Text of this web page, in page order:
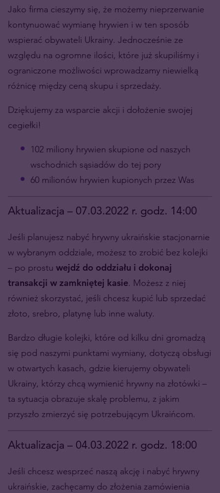
Jako firma cieszymy się, że możemy nieprzerwanie
kontynuować wymianę hrywien i w ten sposób
wspierać obywateli Ukrainy. Jednocześnie ze
względu na ogromne ilości, które już skupiliśmy i
ograniczone możliwości wprowadzamy niewielką
różnicę między ceną skupu i sprzedaży.
Dziękujemy za wsparcie akcji i dołożenie swojej
cegiełki!
102 miliony hrywien skupione od naszych
wschodnich sąsiadów do tej pory
60 milionów hrywien kupionych przez Was
Aktualizacja – 07.03.2022 r. godz. 14:00
Jeśli planujesz nabyć hrywny ukraińskie stacjonarnie
w wybranym oddziale, możesz to zrobić bez kolejki
– po prostu wejdź do oddziału i dokonaj
transakcji w zamkniętej kasie. Możesz z niej
również skorzystać, jeśli chcesz kupić lub sprzedać
złoto, srebro, platynę lub inne waluty.
Bardzo długie kolejki, które od kilku dni gromadzą
się pod naszymi punktami wymiany, dotyczą obsługi
w otwartych kasach, gdzie kierujemy obywateli
Ukrainy, którzy chcą wymienić hrywny na złotówki –
ta sytuacja obrazuje skalę problemu, z jakim
przyszło zmierzyć się potrzebującym Ukraińcom.
Aktualizacja – 04.03.2022 r. godz. 18:00
Jeśli chcesz wesprzeć naszą akcję i nabyć hrywny
ukraińskie, zachęcamy do złożenia zamówienia